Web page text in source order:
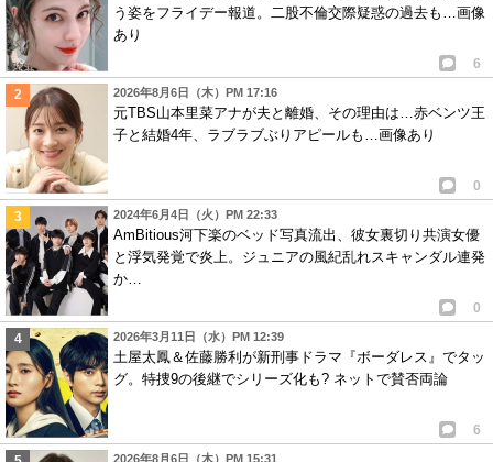
う姿をフライデー報道。二股不倫交際疑惑の過去も…画像
あり
6
2026年8月6日（木）PM 17:16
元TBS山本里菜アナが夫と離婚、その理由は…赤ベンツ王
子と結婚4年、ラブラブぶりアピールも…画像あり
0
2024年6月4日（火）PM 22:33
AmBitious河下楽のベッド写真流出、彼女裏切り共演女優
と浮気発覚で炎上。ジュニアの風紀乱れスキャンダル連発
か…
0
2026年3月11日（水）PM 12:39
土屋太鳳＆佐藤勝利が新刑事ドラマ『ボーダレス』でタッ
グ。特捜9の後継でシリーズ化も? ネットで賛否両論
6
2026年8月6日（木）PM 15:31